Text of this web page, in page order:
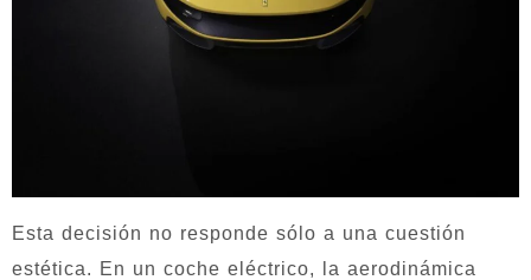
Esta decisión no responde sólo a una cuestión
estética. En un coche eléctrico, la aerodinámica